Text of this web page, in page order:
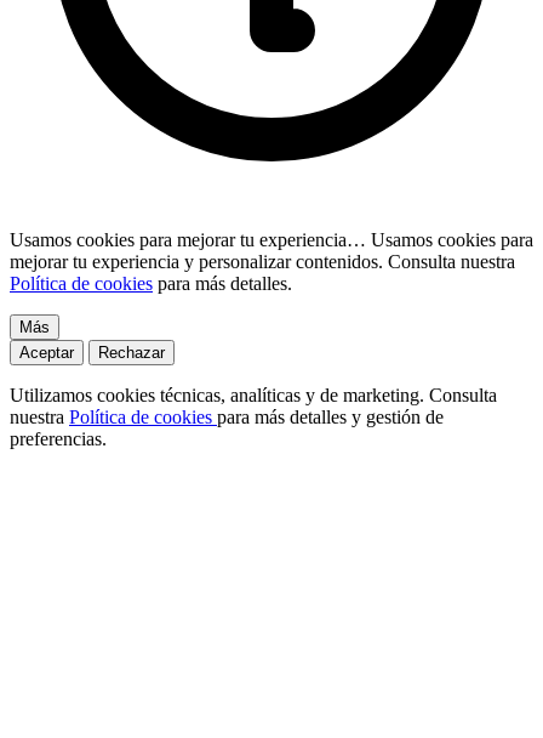
Usamos cookies para mejorar tu experiencia… Usamos cookies para
mejorar tu experiencia y personalizar contenidos. Consulta nuestra
Política de cookies para más detalles.
Más
Aceptar
Rechazar
Utilizamos cookies técnicas, analíticas y de marketing. Consulta
nuestra Política de cookies para más detalles y gestión de
preferencias.